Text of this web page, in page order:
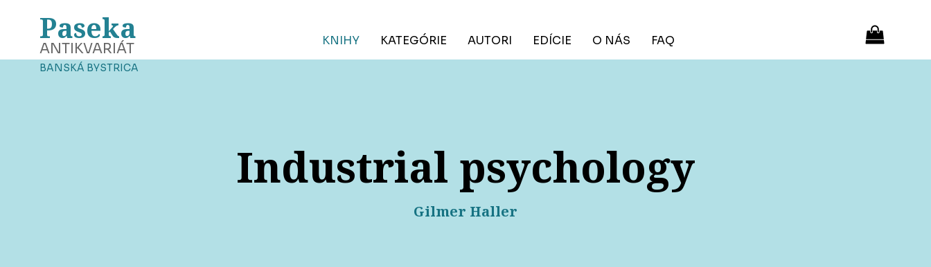
Paseka
ANTIKVARIÁT
BANSKÁ BYSTRICA
KNIHY KATEGÓRIE AUTORI EDÍCIE O NÁS FAQ
Industrial psychology
Gilmer Haller